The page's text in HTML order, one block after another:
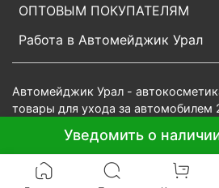
Уведомить о
ОПТОВЫМ ПОКУПАТЕЛЯМ
Работа в Автомейджик Урал
Автомейджик Урал -
товары для ухода за автомобилем